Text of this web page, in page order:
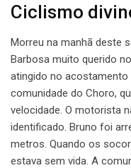
Ciclismo
Morreu na manhã deste
Barbosa muito querido
atingido no acostamento
comunidade do Choro,
velocidade. O motorista
identificado. Bruno foi
metros. Quando os
estava sem vida. A